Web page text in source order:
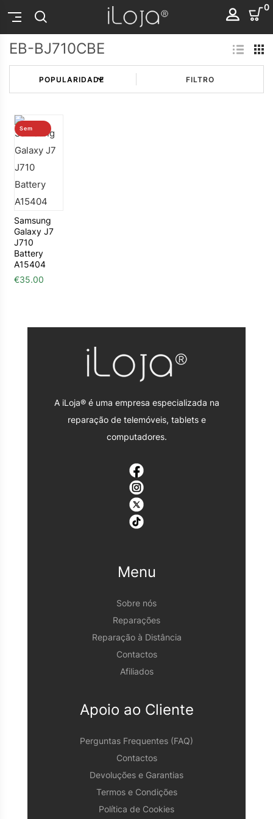
0
EB-BJ710CBE
FILTRO
Sem
Samsung
Galaxy J7
J710
Battery
A15404
€35.00
A iLoja® é uma empresa especializada na
reparação de telemóveis, tablets e
computadores.
Menu
Sobre nós
Reparações
Reparação à Distância
Contactos
Afiliados
Apoio ao Cliente
Perguntas Frequentes (FAQ)
Contactos
Devoluções e Garantias
Termos e Condições
Política de Cookies